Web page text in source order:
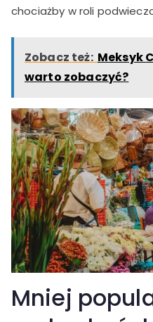
chociażby w roli
Zobacz też: Meksyk
warto zobaczyć?
Mniej